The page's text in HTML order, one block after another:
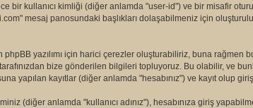
bir kullanıcı kimliği (diğer anlamda "user-id") ve bir misafir
mesaj panosundaki başlıkları dolaşabilmeniz için
yazılımı için harici çerezler oluşturabiliriz, buna rağmen
bize gönderilen bilgileri topluyoruz. Bu olabilir, ve
yapılan kayıtlar (diğer anlamda "hesabınız") ve kayıt olup
(diğer anlamda "kullanıcı adınız"), hesabınıza giriş